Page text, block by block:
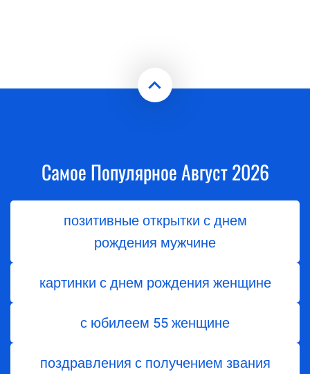
Самое Популярное Август 2026
позитивные открытки с днем
рождения мужчине
картинки с днем рождения женщине
с юбилеем 55 женщине
поздравления с получением звания